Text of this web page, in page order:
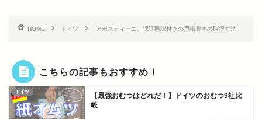
HOME ドイツ アポスティーユ、認証翻訳付きの戸籍謄本の取得方法
こちらの記事もおすすめ！
ドイツ
【最強おむつはどれだ！】ドイツのおむつ9社比
較